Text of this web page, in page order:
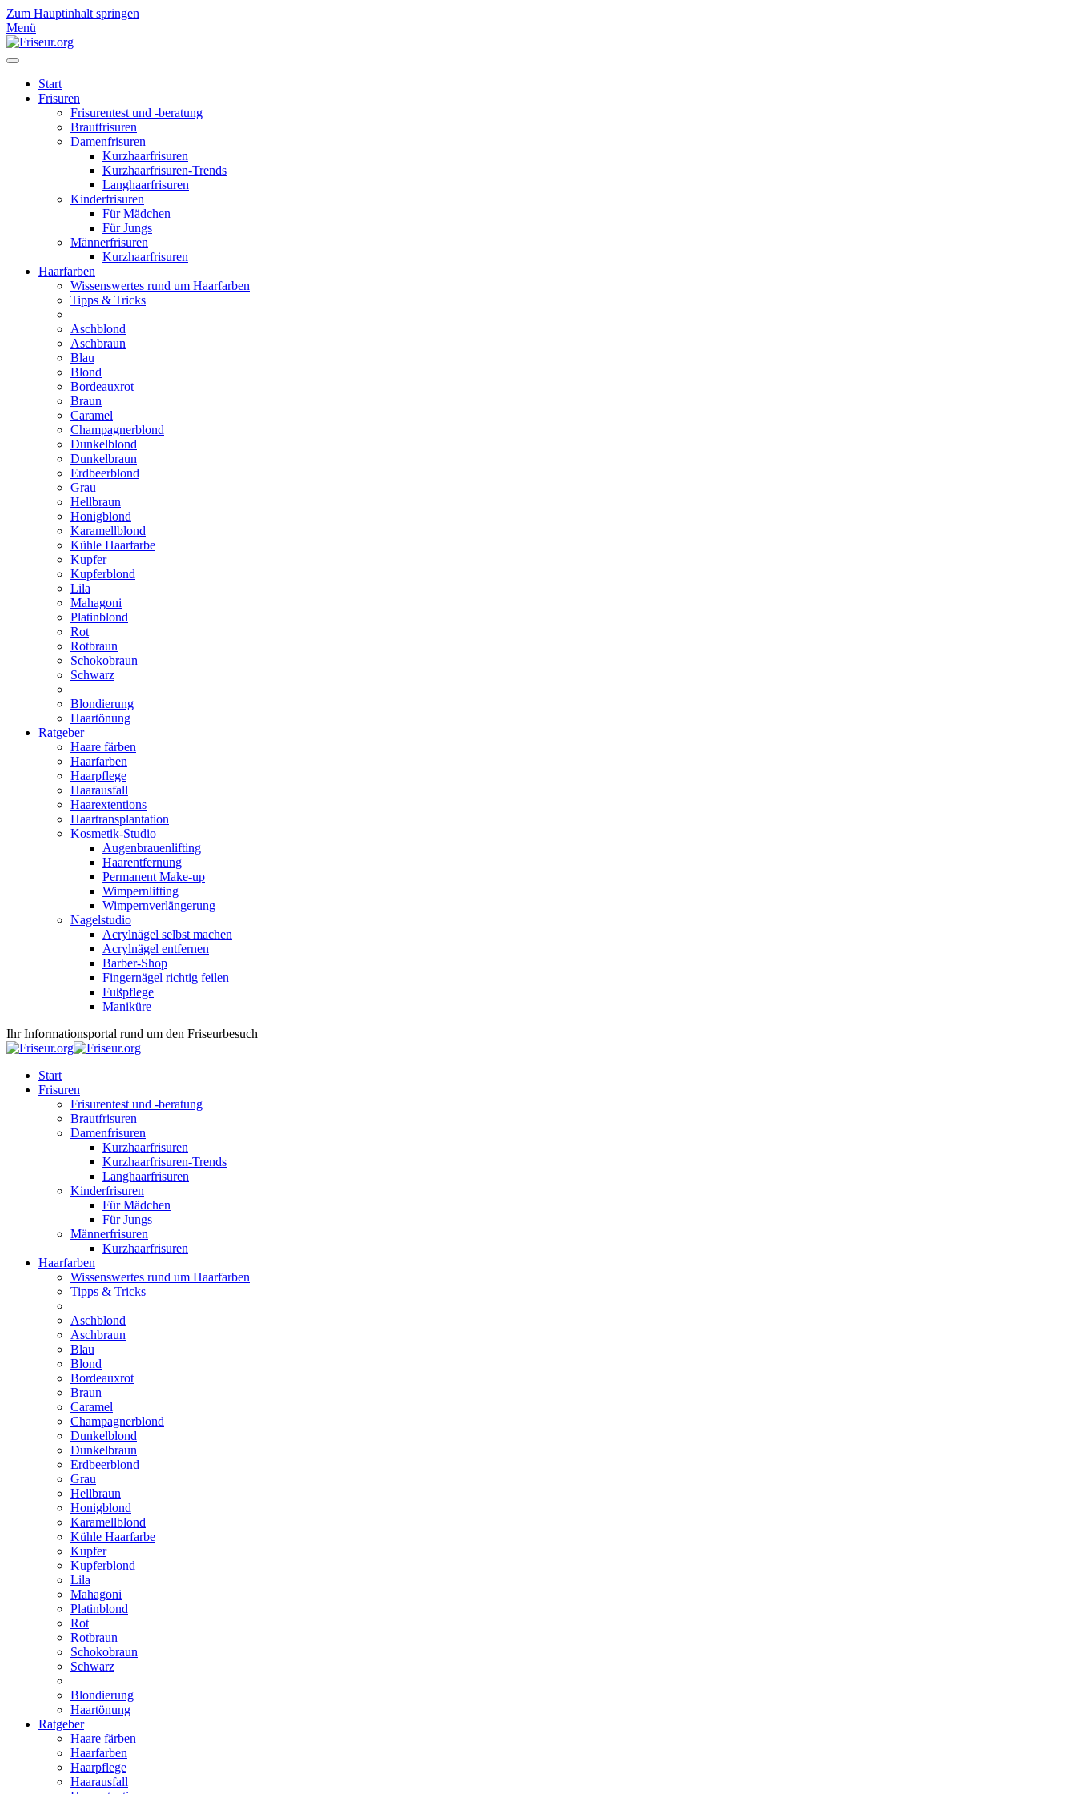
Zum Hauptinhalt springen
Menü
Start
Frisuren
Frisurentest und -beratung
Brautfrisuren
Damenfrisuren
Kurzhaarfrisuren
Kurzhaarfrisuren-Trends
Langhaarfrisuren
Kinderfrisuren
Für Mädchen
Für Jungs
Männerfrisuren
Kurzhaarfrisuren
Haarfarben
Wissenswertes rund um Haarfarben
Tipps & Tricks
Aschblond
Aschbraun
Blau
Blond
Bordeauxrot
Braun
Caramel
Champagnerblond
Dunkelblond
Dunkelbraun
Erdbeerblond
Grau
Hellbraun
Honigblond
Karamellblond
Kühle Haarfarbe
Kupfer
Kupferblond
Lila
Mahagoni
Platinblond
Rot
Rotbraun
Schokobraun
Schwarz
Blondierung
Haartönung
Ratgeber
Haare färben
Haarfarben
Haarpflege
Haarausfall
Haarextentions
Haartransplantation
Kosmetik-Studio
Augenbrauenlifting
Haarentfernung
Permanent Make-up
Wimpernlifting
Wimpernverlängerung
Nagelstudio
Acrylnägel selbst machen
Acrylnägel entfernen
Barber-Shop
Fingernägel richtig feilen
Fußpflege
Maniküre
Ihr Informationsportal rund um den Friseurbesuch
Start
Frisuren
Frisurentest und -beratung
Brautfrisuren
Damenfrisuren
Kurzhaarfrisuren
Kurzhaarfrisuren-Trends
Langhaarfrisuren
Kinderfrisuren
Für Mädchen
Für Jungs
Männerfrisuren
Kurzhaarfrisuren
Haarfarben
Wissenswertes rund um Haarfarben
Tipps & Tricks
Aschblond
Aschbraun
Blau
Blond
Bordeauxrot
Braun
Caramel
Champagnerblond
Dunkelblond
Dunkelbraun
Erdbeerblond
Grau
Hellbraun
Honigblond
Karamellblond
Kühle Haarfarbe
Kupfer
Kupferblond
Lila
Mahagoni
Platinblond
Rot
Rotbraun
Schokobraun
Schwarz
Blondierung
Haartönung
Ratgeber
Haare färben
Haarfarben
Haarpflege
Haarausfall